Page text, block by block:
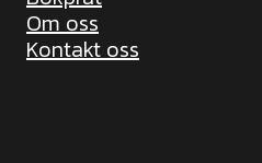
Om oss
Kontakt oss